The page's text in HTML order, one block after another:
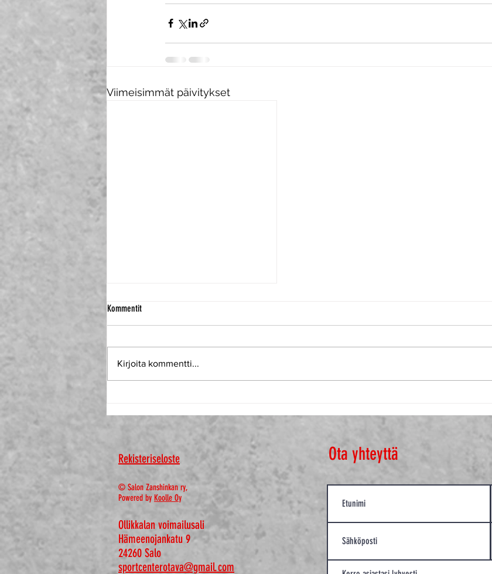
Viimeisimmät päivitykset
Toiminta korona-aikana
Kommentit
Kirjoita kommentti...
Rekisteriseloste
© Salon Zanshinkan ry,
Powered by Koolle Oy
Ollikkalan voimailusali
Hämeenojankatu 9
24260 Salo
sportcenterotava@gmail.com
Ota yhteyttä